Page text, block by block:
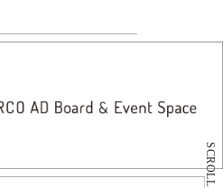
SCROLL